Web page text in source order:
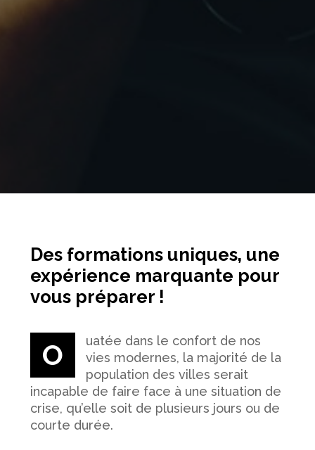
Des formations uniques, une
expérience marquante pour
vous préparer !
O
uatée dans le confort de nos
vies modernes, la majorité de la
population des villes serait
incapable de faire face à une situation de
crise, qu’elle soit de plusieurs jours ou de
courte durée.